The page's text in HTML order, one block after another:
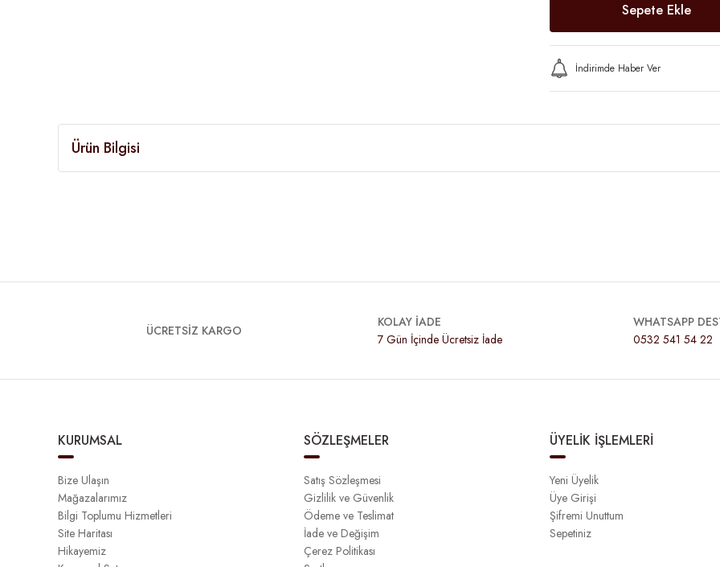
Sepete Ekle
İndirimde Haber Ver
Ürün Bilgisi
ÜCRETSİZ KARGO
KOLAY İADE
7 Gün İçinde Ücretsiz İade
WHATSAPP
0532 541 54 22
KURUMSAL
Bize Ulaşın
Mağazalarımız
Bilgi Toplumu Hizmetleri
Site Haritası
Hikayemiz
SÖZLEŞMELER
Satış Sözleşmesi
Gizlilik ve Güvenlik
Ödeme ve Teslimat
İade ve Değişim
Çerez Politikası
ÜYELİK İŞLEMLERİ
Yeni Üyelik
Üye Girişi
Şifremi Unuttum
Sepetiniz